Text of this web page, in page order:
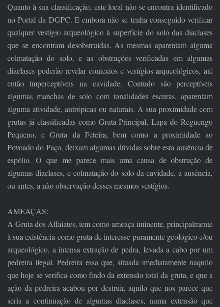
Quanto à sua classificação, este local não se encontra identificado
no Portal da DGPC. E embora não se tenha conseguido verificar
qualquer vestígio arqueológico à superfície do solo das diaclases
que se encontram desobstruídas. As mesmas aparentam alguma
colmatação do solo, e as obstruções verificadas em algumas
diaclases poderão revelar contextos e vestígios arqueológicos, até
então imperceptíveis na cavidade. Contudo são perceptíveis
algumas manchas de solo com tonalidades escuras, aparentam
alguma atividade, antrópicas ou naturais. A sua proximidade com
grutas já classificadas como Gruta Principal, Lapa do Reguengo
Pequeno, e Gruta da Feteira, bem como a proximidade ao
Povoado do Paço, deixam algumas dúvidas sobre esta ausência de
espólio. O que me parece mais uma causa de obstrução de
algumas diaclases, e colmatação do solo da cavidade, a ausência,
ou antes, a não observação desses mesmos vestígios.
AMEAÇAS:
A Gruta dos Alfaiates, tem como ameaça iminente, principalmente
à sua existência como gruta de interesse puramente geológico e/ou
arqueológico, a intensa extração de pedra, levada a cabo por um
pedreira ilegal. Pedreira essa que, situada imediatamente naquilo
que hoje se verifica como findo da extensão total da gruta, e que a
ação da pedreira acabou por destruir, aquilo que nos parece que
seria a continuação de algumas diaclases, numa extensão que